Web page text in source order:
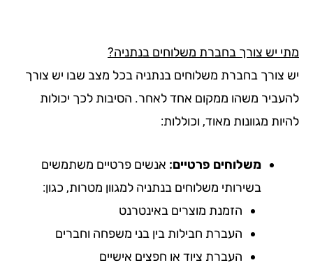
יש צורך בחברת משלוחים בנתניה?
צורך בחברת משלוחים בנתניה בכל מצב שבו יש צורך
משהו ממקום אחד לאחר. הסיבות לכך יכולות
מגוונות מאוד, וכוללות:
משלוחים פרטיים:אנשים פרטיים משתמשים
בשירותי משלוחים בנתניה למגוון מטרות, כגון:
הזמנת מוצרים באינטרנט
העברת חבילות בין בני משפחה וחברים
העברת ציוד או חפצים אישיים